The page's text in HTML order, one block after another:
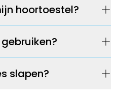
hoortoestel?
slapen?